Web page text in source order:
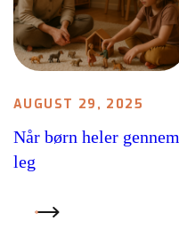
AUGUST 29, 2025
Når børn heler gennem
leg